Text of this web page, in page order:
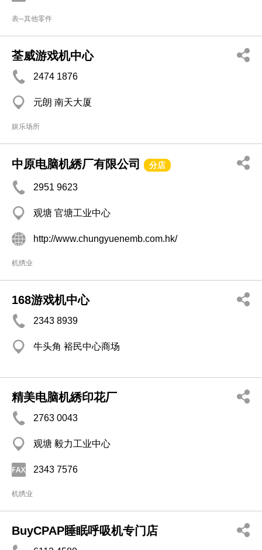
表─其他零件
荃威游戏机中心
2474 1876
元朗 南天大厦
娱乐场所
中原电脑机綉厂有限公司 分店
2951 9623
观塘 官塘工业中心
http://www.chungyuenemb.com.hk/
机绣业
168游戏机中心
2343 8939
牛头角 裕民中心商场
精美电脑机綉印花厂
2763 0043
观塘 毅力工业中心
2343 7576
机绣业
BuyCPAP睡眠呼吸机专门店